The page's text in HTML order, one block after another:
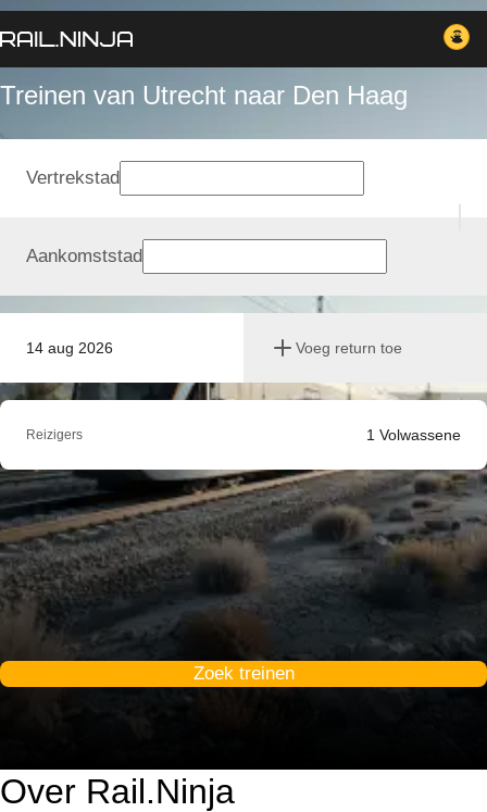
Treinen van Utrecht naar Den Haag
14 aug 2026 Voeg return toe
Vertrekstad
Aankomststad
Reizigers 1 Volwassene
Zoek treinen
Over Rail.Ninja